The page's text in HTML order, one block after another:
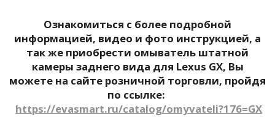
Ознакомиться с более подробной
информацией, видео и фото инструкцией, а
так же приобрести омыватель штатной
камеры заднего вида для Lexus GX, Вы
можете на сайте розничной торговли, пройдя
по ссылке:
https://evasmart.ru/catalog/omyvateli?176=GX